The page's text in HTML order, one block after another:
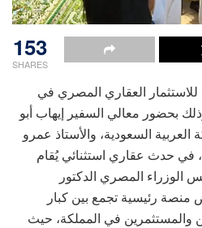
153
SHARES
العقاري المصري في
بحضور معالي السفير إيهاب أبو
السعودية، والأستاذ عمرو
في حدث عقاري استثنائي يُقام
المصري الدكتور
رئيسية تجمع بين كبار
والمستثمرين في المملكة، حيث